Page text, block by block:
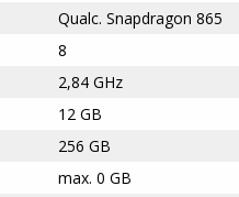
Qualc. Snapdragon 865
8
2,84 GHz
12 GB
256 GB
max. 0 GB